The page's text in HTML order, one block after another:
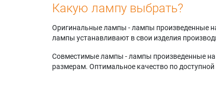
Какую лампу выбрать?
Оригинальные лампы - лампы произведенные
лампы устанавливают в свои изделия
Совместимые лампы - лампы произведенные на
размерам. Оптимальное качество по доступной